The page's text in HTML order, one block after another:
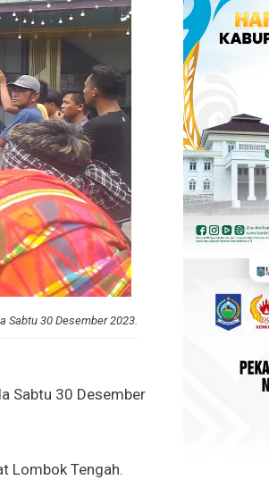
Sabtu 30 Desember 2023.
Sabtu 30 Desember
Lombok Tengah.